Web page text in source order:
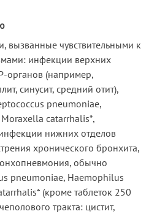
вызванные чувствительными к
инфекции верхних
органов (например,
синусит, средний отит),
pneumoniae,
catarrhalis*,
нижних отделов
хронического бронхита,
обычно
pneumoniae, Haemophilus
(кроме таблеток 250
тракта: цистит,